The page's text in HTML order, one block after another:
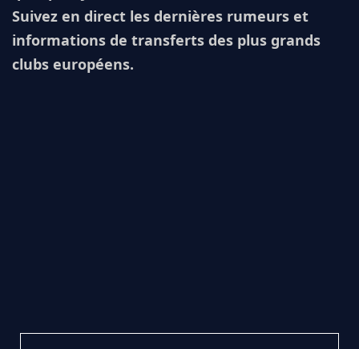
Suivez en direct les dernières rumeurs et
informations de transferts des plus grands
clubs européens.